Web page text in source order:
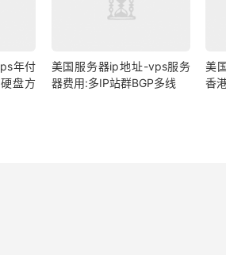
年付
盘方
美国服务器ip地址-vps服务
器费用:多IP站群BGP多线
美
香